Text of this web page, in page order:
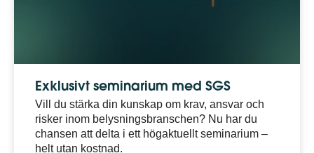
Exklusivt seminarium med SGS
Vill du stärka din kunskap om krav, ansvar och
risker inom belysningsbranschen? Nu har du
chansen att delta i ett högaktuellt seminarium –
helt utan kostnad.